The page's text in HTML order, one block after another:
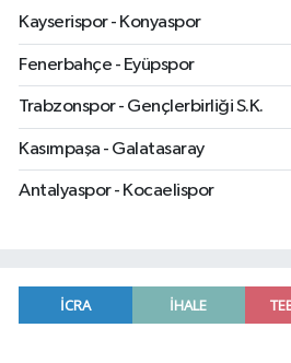
Kayserispor - Konyaspor
Fenerbahçe - Eyüpspor
Trabzonspor - Gençlerbirliği S.K.
Kasımpaşa - Galatasaray
Antalyaspor - Kocaelispor